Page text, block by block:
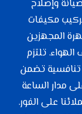
مكيفات
المجهزين
تلتزم
تنافسية تضمن
مدار الساعة
على الفور.